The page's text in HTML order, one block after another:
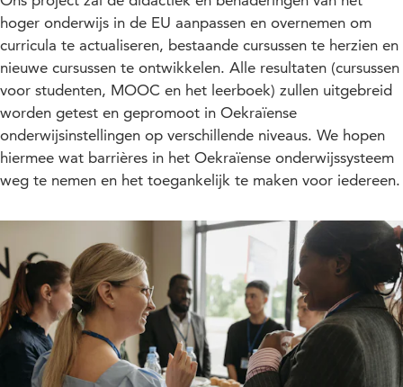
hoger onderwijs in de EU aanpassen en overnemen om
curricula te actualiseren, bestaande cursussen te herzien en
nieuwe cursussen te ontwikkelen. Alle resultaten (cursussen
voor studenten, MOOC en het leerboek) zullen uitgebreid
worden getest en gepromoot in Oekraïense
onderwijsinstellingen op verschillende niveaus. We hopen
hiermee wat barrières in het Oekraïense onderwijssysteem
weg te nemen en het toegankelijk te maken voor iedereen.